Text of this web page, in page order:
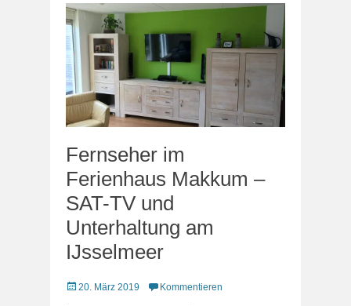
Fernseher im
Ferienhaus Makkum –
SAT-TV und
Unterhaltung am
IJsselmeer
Veröffentlicht
20. März 2019 Kommentieren